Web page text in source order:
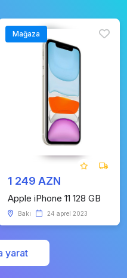
Mağaza
1 249 AZN
Apple iPhone 11 128 GB
Bakı 24 aprel 2023
yarat